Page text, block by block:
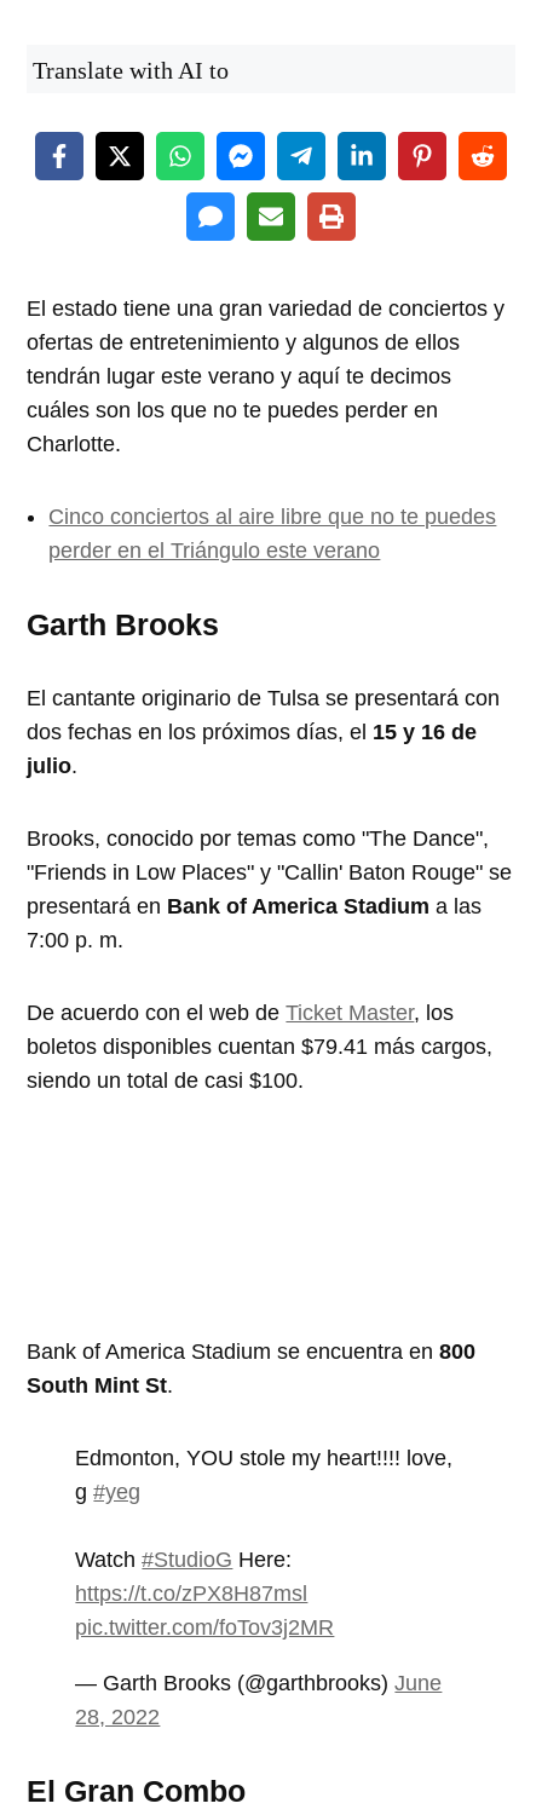
Translate with AI to
El estado tiene una gran variedad de conciertos y
ofertas de entretenimiento y algunos de ellos
tendrán lugar este verano y aquí te decimos
cuáles son los que no te puedes perder en
Charlotte.
Cinco conciertos al aire libre que no te puedes
perder en el Triángulo este verano
Garth Brooks
El cantante originario de Tulsa se presentará con
dos fechas en los próximos días, el 15 y 16 de
julio.
Brooks, conocido por temas como "The Dance",
"Friends in Low Places" y "Callin' Baton Rouge" se
presentará en Bank of America Stadiuma las
7:00 p. m.
De acuerdo con el web deTicket Master, los
boletos disponibles cuentan $79.41 más cargos,
siendo un total de casi $100.
Bank of America Stadium se encuentra en800
South Mint St.
Edmonton, YOU stole my heart!!!! love,
g#yeg
Watch#StudioG Here:
https://t.co/zPX8H87msl
pic.twitter.com/foTov3j2MR
— Garth Brooks (@garthbrooks)June
28, 2022
El Gran Combo